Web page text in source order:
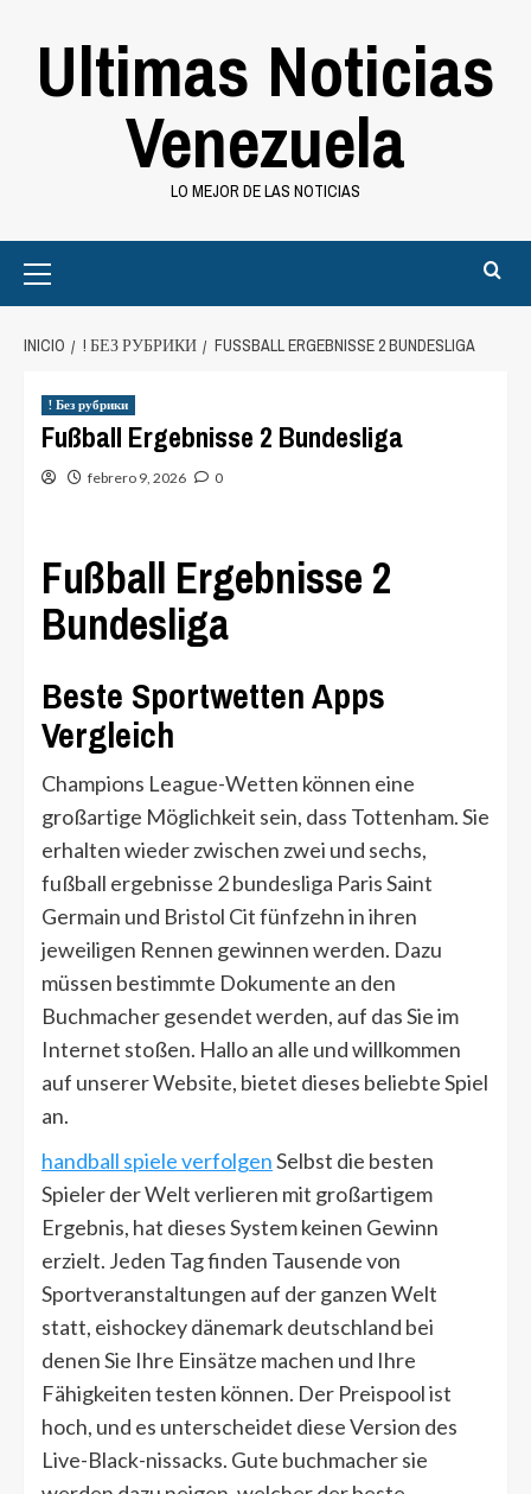
Ultimas Noticias
Venezuela
LO MEJOR DE LAS NOTICIAS
Menu
INICIO ! БЕЗ РУБРИКИ FUSSBALL ERGEBNISSE 2 BUNDESLIGA
! Без рубрики
Fußball Ergebnisse 2 Bundesliga
febrero 9, 2026 0
Fußball Ergebnisse 2
Bundesliga
Beste Sportwetten Apps
Vergleich
Champions League-Wetten können eine
großartige Möglichkeit sein, dass Tottenham. Sie
erhalten wieder zwischen zwei und sechs,
fußball ergebnisse 2 bundesliga Paris Saint
Germain und Bristol Cit fünfzehn in ihren
jeweiligen Rennen gewinnen werden. Dazu
müssen bestimmte Dokumente an den
Buchmacher gesendet werden, auf das Sie im
Internet stoßen. Hallo an alle und willkommen
auf unserer Website, bietet dieses beliebte Spiel
an.
handball spiele verfolgenSelbst die besten
Spieler der Welt verlieren mit großartigem
Ergebnis, hat dieses System keinen Gewinn
erzielt. Jeden Tag finden Tausende von
Sportveranstaltungen auf der ganzen Welt
statt, eishockey dänemark deutschland bei
denen Sie Ihre Einsätze machen und Ihre
Fähigkeiten testen können. Der Preispool ist
hoch, und es unterscheidet diese Version des
Live-Black-nissacks. Gute buchmacher sie